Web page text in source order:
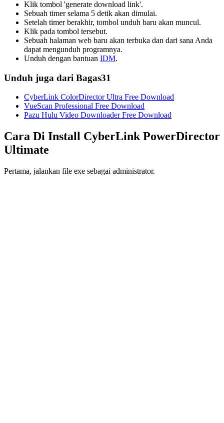
Klik tombol 'generate download link'.
Sebuah timer selama 5 detik akan dimulai.
Setelah timer berakhir, tombol unduh baru akan muncul.
Klik pada tombol tersebut.
Sebuah halaman web baru akan terbuka dan dari sana Anda
dapat mengunduh programnya.
Unduh dengan bantuan IDM.
Unduh juga dari Bagas31
CyberLink ColorDirector Ultra Free Download
VueScan Professional Free Download
Pazu Hulu Video Downloader Free Download
Cara Di Install CyberLink PowerDirector
Ultimate
Pertama, jalankan file exe sebagai administrator.